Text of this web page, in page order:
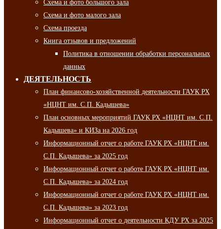
Схема и фото большого зала
Схема и фото малого зала
Схема проезда
Книга отзывов и предложений
Политика в отношении обработки персональных
данных
ДЕЯТЕЛЬНОСТЬ
План финансово-хозяйственной деятельности ГАУК РХ
«НЦНТ им. С.П. Кадышева»
План основных мероприятий ГАУК РХ «НЦНТ им. С.П.
Кадышева» и КИЗа на 2026 год
Информационный отчет о работе ГАУК РХ «НЦНТ им.
С.П. Кадышева» за 2025 год
Информационный отчет о работе ГАУК РХ «НЦНТ им.
С.П. Кадышева» за 2024 год
Информационный отчет о работе ГАУК РХ «НЦНТ им.
С.П. Кадышева» за 2023 год
Информационный отчет о деятельности КДУ РХ за 2025